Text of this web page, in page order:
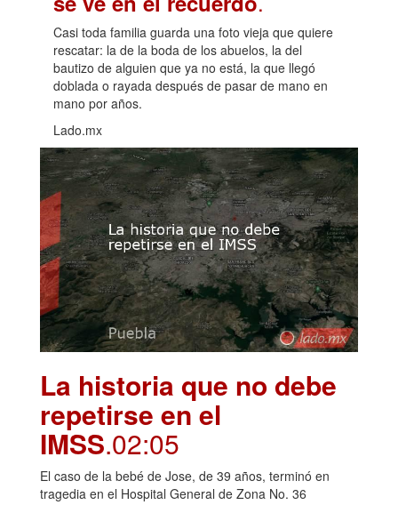
Casi toda familia guarda una foto vieja que quiere
rescatar: la de la boda de los abuelos, la del
bautizo de alguien que ya no está, la que llegó
doblada o rayada después de pasar de mano en
mano por años.
Lado.mx
La historia que no debe
repetirse en el
IMSS.02:05
El caso de la bebé de Jose, de 39 años, terminó en
tragedia en el Hospital General de Zona No. 36